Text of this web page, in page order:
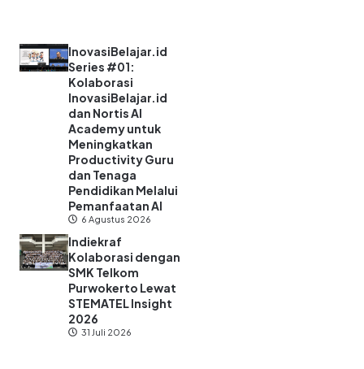
InovasiBelajar.id
Series #01:
Kolaborasi
InovasiBelajar.id
dan Nortis AI
Academy untuk
Meningkatkan
Productivity Guru
dan Tenaga
Pendidikan Melalui
Pemanfaatan AI
6 Agustus 2026
Indiekraf
Kolaborasi dengan
SMK Telkom
Purwokerto Lewat
STEMATEL Insight
2026
31 Juli 2026